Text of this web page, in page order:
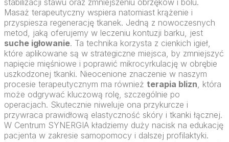
stabilizacji stawu oraz zmniejszeniu obrzęków i bólu.
Masaż terapeutyczny wspiera natomiast krążenie i
przyspiesza regenerację tkanek. Jedną z nowoczesnych
metod, jaką oferujemy w leczeniu kontuzji barku, jest
suche igłowanie. Ta technika korzysta z cienkich igieł,
które aplikowane są w strategiczne miejsca, by zmniejszyć
napięcie mięśniowe i poprawić mikrocyrkulację w obrębie
uszkodzonej tkanki. Nieocenione znaczenie w naszym
procesie terapeutycznym ma również terapia blizn, która
może odgrywać kluczową rolę, szczególnie po
operacjach. Skutecznie niweluje ona przykurcze i
przywraca prawidłową elastyczność skóry i tkanki łącznej.
W Centrum SYNERGIA kładziemy duży nacisk na edukację
pacjenta w zakresie samopomocy i dalszej profilaktyki.